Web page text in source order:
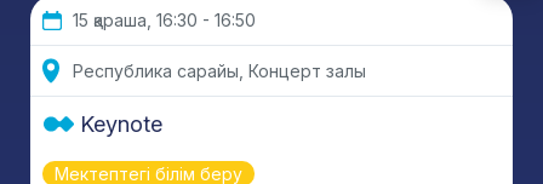
15 қараша, 16:30 - 16:50
Республика сарайы, Концерт залы
Мектептегі білім беру
Keynote